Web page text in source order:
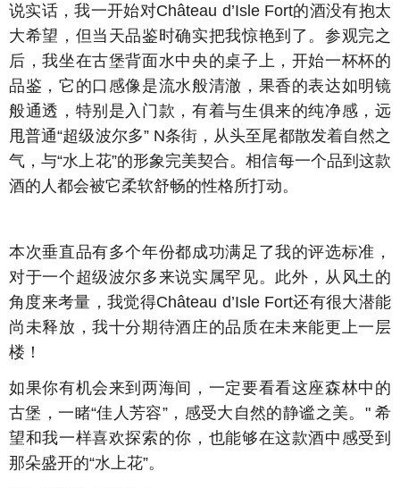
说实话，我一开始对Château d’Isle Fort的酒没有抱太
大希望，但当天品鉴时确实把我惊艳到了。参观完之
后，我坐在古堡背面水中央的桌子上，开始一杯杯的
品鉴，它的口感像是流水般清澈，果香的表达如明镜
般通透，特别是入门款，有着与生俱来的纯净感，远
甩普通“超级波尔多” N条街，从头至尾都散发着自然之
气，与“水上花”的形象完美契合。相信每一个品到这款
酒的人都会被它柔软舒畅的性格所打动。
本次垂直品有多个年份都成功满足了我的评选标准，
对于一个超级波尔多来说实属罕见。此外，从风土的
角度来考量，我觉得Château d’Isle Fort还有很大潜能
尚未释放，我十分期待酒庄的品质在未来能更上一层
楼！
如果你有机会来到两海间，一定要看看这座森林中的
古堡，一睹“佳人芳容”，感受大自然的静谧之美。" 希
望和我一样喜欢探索的你，也能够在这款酒中感受到
那朵盛开的“水上花”。